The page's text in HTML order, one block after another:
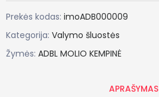
Prekės kodas: imoADB000009
Kategorija: Valymo šluostės
Žymės: ADBL MOLIO KEMPINĖ
APRAŠYMAS